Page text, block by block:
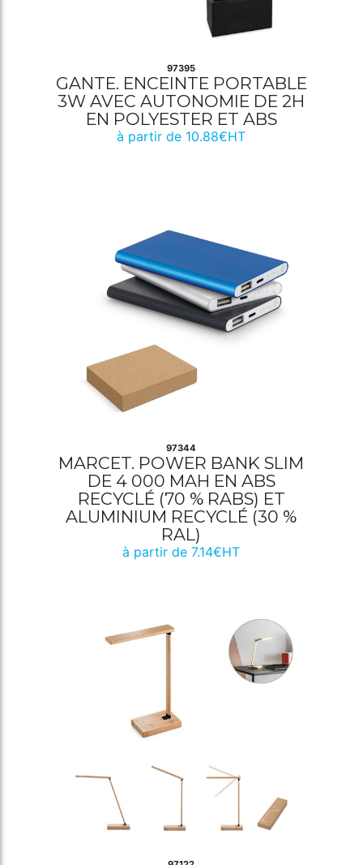
97395
GANTE. ENCEINTE PORTABLE
3W AVEC AUTONOMIE DE 2H
EN POLYESTER ET ABS
à partir de 10.88€HT
97344
MARCET. POWER BANK SLIM
DE 4 000 MAH EN ABS
RECYCLÉ (70 % RABS) ET
ALUMINIUM RECYCLÉ (30 %
RAL)
à partir de 7.14€HT